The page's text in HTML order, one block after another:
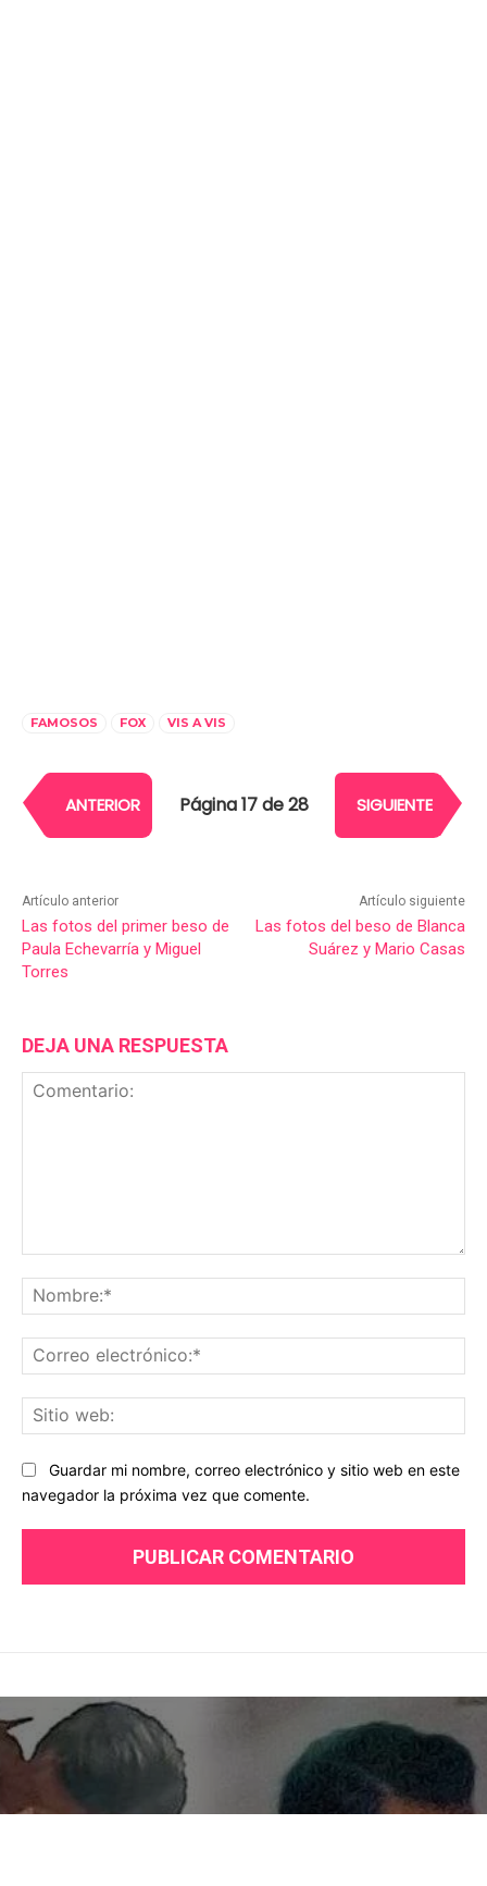
FAMOSOS FOX VIS A VIS
ANTERIOR Página 17 de 28 SIGUIENTE
Artículo anterior
Las fotos del primer beso de
Paula Echevarría y Miguel
Torres
Artículo siguiente
Las fotos del beso de Blanca
Suárez y Mario Casas
DEJA UNA RESPUESTA
Guardar mi nombre, correo electrónico y sitio web en este
navegador la próxima vez que comente.